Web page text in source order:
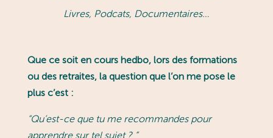
Livres, Podcats, Documentaires…
Que ce soit en cours hedbo, lors des formations
ou des retraites, la question que l’on me pose le
plus c’est :
“Qu’est-ce que tu me recommandes pour
apprendre sur tel sujet ? ”